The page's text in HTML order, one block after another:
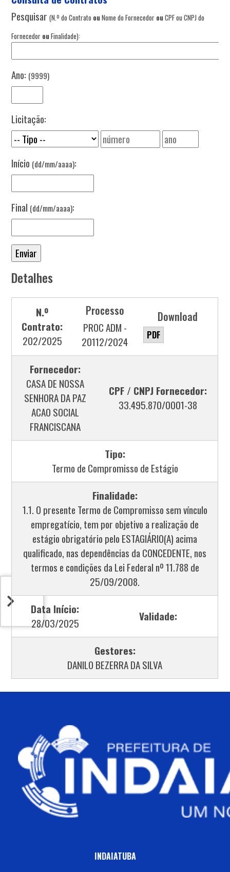
Pesquisar (N.º do Contrato ouNome do Fornecedor ouCPF ou CNPJ do
Fornecedor ouFinalidade):
Ano: (9999)
Licitação:
Início (dd/mm/aaaa):
Final (dd/mm/aaaa):
Detalhes
N.º
Contrato:
202/2025
Processo
PROC ADM -
20112/2024
Download
PDF
Fornecedor:
CASA DE NOSSA
SENHORA DA PAZ
ACAO SOCIAL
FRANCISCANA
CPF / CNPJ Fornecedor:
33.495.870/0001-38
Tipo:
Termo de Compromisso de Estágio
Finalidade:
1.1. O presente Termo de Compromisso sem vínculo
empregatício, tem por objetivo a realização de
estágio obrigatório pelo ESTAGIÁRIO(A) acima
qualificado, nas dependências da CONCEDENTE, nos
termos e condições da Lei Federal nº 11.788 de
25/09/2008.
Data Início:
28/03/2025
Validade:
Gestores:
DANILO BEZERRA DA SILVA
INDAIATUBA